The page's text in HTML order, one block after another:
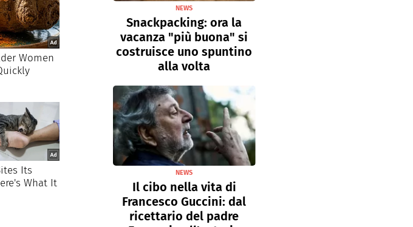
NEWS
Snackpacking: ora la
vacanza "più buona" si
costruisce uno spuntino
alla volta
NEWS
Il cibo nella vita di
Francesco Guccini: dal
ricettario del padre